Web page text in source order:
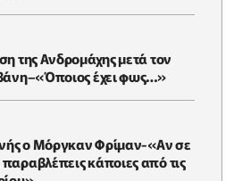
της Ανδρομάχης μετά τον
έχει φως…»
ο Μόργκαν Φρίμαν-«Αν σε
κάποιες από τις